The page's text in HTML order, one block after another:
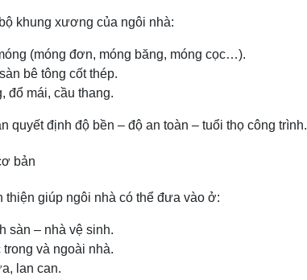
khung xương của ngôi nhà:
(móng đơn, móng băng, móng cọc…).
bê tông cốt thép.
đổ mái, cầu thang.
quyết định độ bền – độ an toàn – tuổi thọ công trình.
bản
thiện giúp ngôi nhà có thể đưa vào ở:
sàn – nhà vệ sinh.
và ngoài nhà.
lan can.